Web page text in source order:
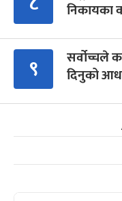
निकायका
९
सर्वोच्चले
दिनुको